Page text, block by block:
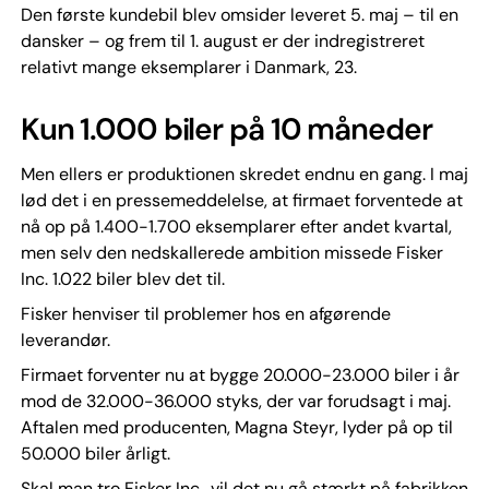
Den første kundebil blev omsider leveret 5. maj – til en
dansker – og frem til 1. august er der indregistreret
relativt mange eksemplarer i Danmark, 23.
Kun 1.000 biler på 10 måneder
Men ellers er produktionen skredet endnu en gang. I maj
lød det i en pressemeddelelse, at firmaet forventede at
nå op på 1.400-1.700 eksemplarer efter andet kvartal,
men selv den nedskallerede ambition missede Fisker
Inc. 1.022 biler blev det til.
Fisker henviser til problemer hos en afgørende
leverandør.
Firmaet forventer nu at bygge 20.000-23.000 biler i år
mod de 32.000-36.000 styks, der var forudsagt i maj.
Aftalen med producenten, Magna Steyr, lyder på op til
50.000 biler årligt.